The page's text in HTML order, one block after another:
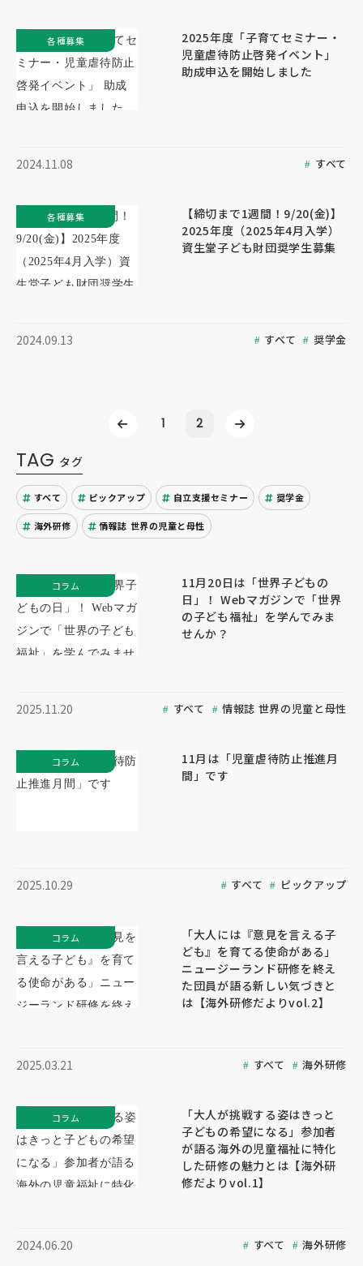
2025年度「子育てセミナー・
児童虐待防止啓発イベント」
助成申込を開始しました
2024.11.08 すべて
各種募集
【締切まで1週間！9/20(金)】
2025年度（2025年4月入学）
資生堂子ども財団奨学生募集
2024.09.13 すべて 奨学金
各種募集
1 2
TAG タグ
すべて ピックアップ 自立支援セミナー 奨学金
海外研修 情報誌 世界の児童と母性
11月20日は「世界子どもの
日」！ Webマガジンで「世界
の子ども福祉」を学んでみま
せんか？
2025.11.20 すべて 情報誌 世界の児童と母性
コラム
11月は「児童虐待防止推進月
間」です
2025.10.29 すべて ピックアップ
コラム
「大人には『意見を言える子
ども』を育てる使命がある」
ニュージーランド研修を終え
た団員が語る新しい気づきと
は【海外研修だよりvol.2】
2025.03.21 すべて 海外研修
コラム
「大人が挑戦する姿はきっと
子どもの希望になる」参加者
が語る海外の児童福祉に特化
した研修の魅力とは【海外研
修だよりvol.1】
2024.06.20 すべて 海外研修
コラム